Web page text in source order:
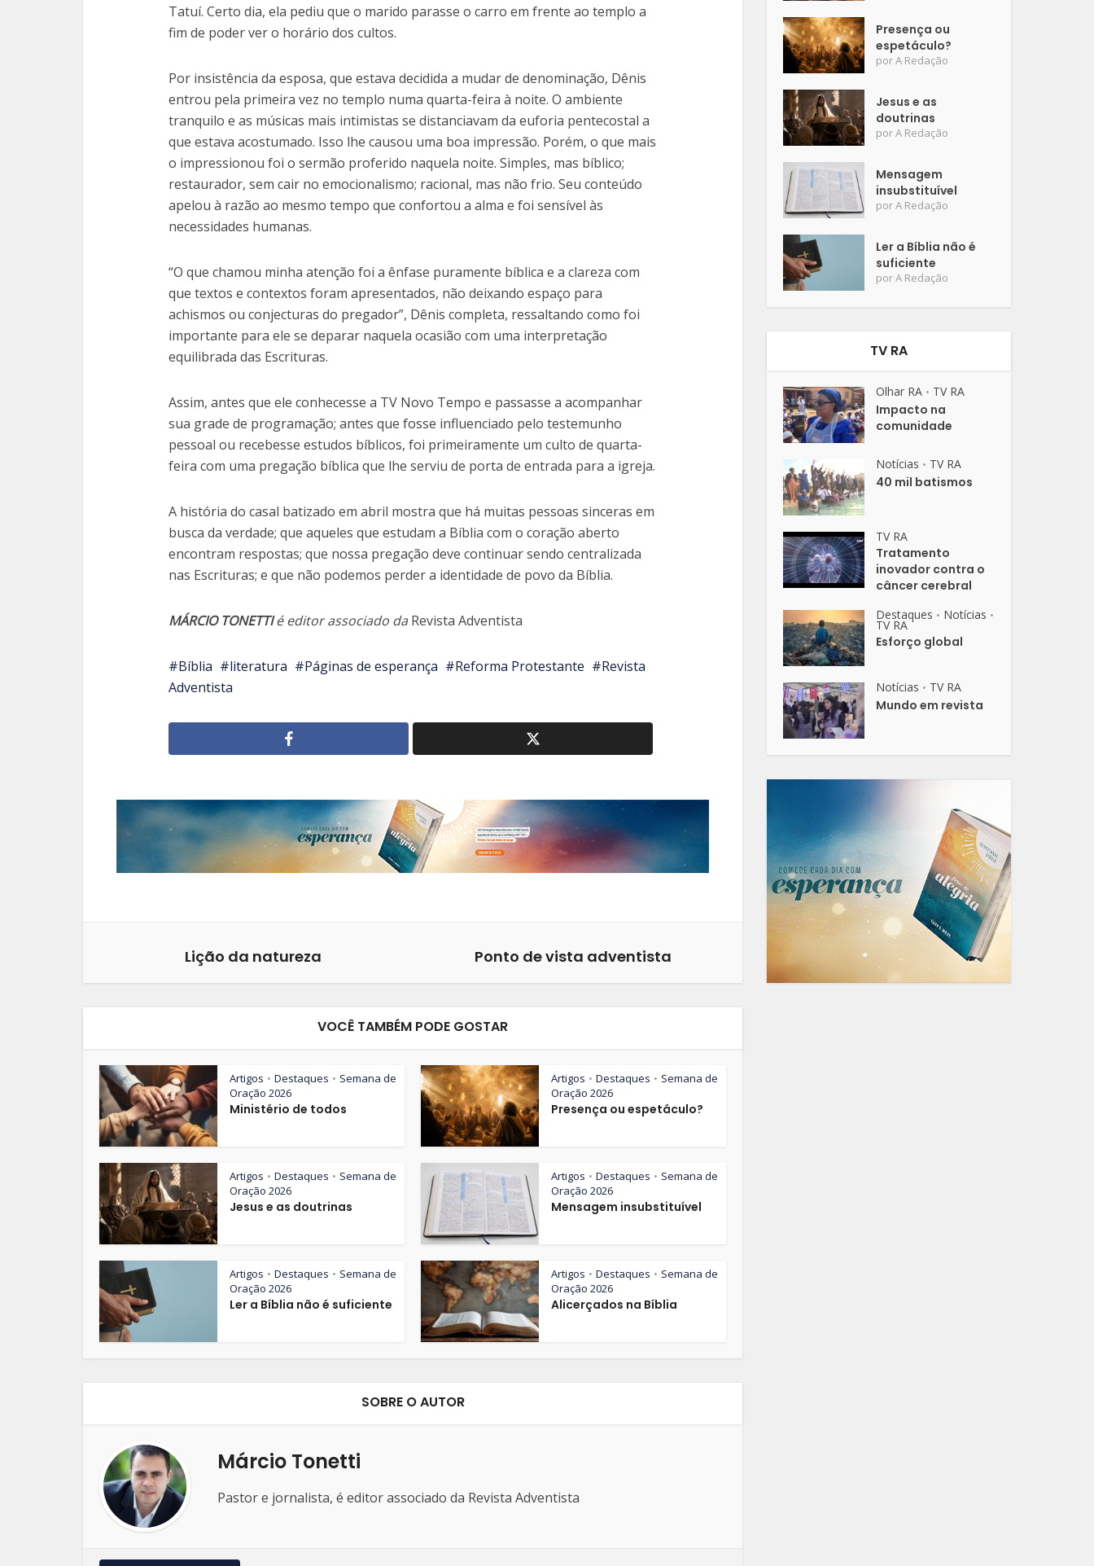
Tatuí. Certo dia, ela pediu que o marido parasse o carro em frente ao templo a
fim de poder ver o horário dos cultos.
Por insistência da esposa, que estava decidida a mudar de denominação, Dênis
entrou pela primeira vez no templo numa quarta-feira à noite. O ambiente
tranquilo e as músicas mais intimistas se distanciavam da euforia pentecostal a
que estava acostumado. Isso lhe causou uma boa impressão. Porém, o que mais
o impressionou foi o sermão proferido naquela noite. Simples, mas bíblico;
restaurador, sem cair no emocionalismo; racional, mas não frio. Seu conteúdo
apelou à razão ao mesmo tempo que confortou a alma e foi sensível às
necessidades humanas.
“O que chamou minha atenção foi a ênfase puramente bíblica e a clareza com
que textos e contextos foram apresentados, não deixando espaço para
achismos ou conjecturas do pregador”, Dênis completa, ressaltando como foi
importante para ele se deparar naquela ocasião com uma interpretação
equilibrada das Escrituras.
Assim, antes que ele conhecesse a TV Novo Tempo e passasse a acompanhar
sua grade de programação; antes que fosse influenciado pelo testemunho
pessoal ou recebesse estudos bíblicos, foi primeiramente um culto de quarta-
feira com uma pregação bíblica que lhe serviu de porta de entrada para a igreja.
A história do casal batizado em abril mostra que há muitas pessoas sinceras em
busca da verdade; que aqueles que estudam a Bíblia com o coração aberto
encontram respostas; que nossa pregação deve continuar sendo centralizada
nas Escrituras; e que não podemos perder a identidade de povo da Bíblia.
MÁRCIO TONETTIé editor associado da Revista Adventista
Bíblia literatura Páginas de esperança Reforma Protestante
Revista
Adventista
Lição da natureza Ponto de vista adventista
VOCÊ TAMBÉM PODE GOSTAR
Artigos • Destaques • Semana de
Oração 2026
Ministério de todos
Artigos • Destaques • Semana de
Oração 2026
Presença ou espetáculo?
Artigos • Destaques • Semana de
Oração 2026
Jesus e as doutrinas
Artigos • Destaques • Semana de
Oração 2026
Mensagem insubstituível
Artigos • Destaques • Semana de
Oração 2026
Ler a Bíblia não é suficiente
Artigos • Destaques • Semana de
Oração 2026
Alicerçados na Bíblia
SOBRE O AUTOR
Márcio Tonetti
Pastor e jornalista, é editor associado da Revista Adventista
Presença ou
espetáculo?
porA Redação
Jesus e as
doutrinas
porA Redação
Mensagem
insubstituível
porA Redação
Ler a Bíblia não é
suficiente
porA Redação
TV RA
Olhar RA • TV RA
Impacto na
comunidade
Notícias • TV RA
40 mil batismos
TV RA
Tratamento
inovador contra o
câncer cerebral
Destaques • Notícias •
TV RA
Esforço global
Notícias • TV RA
Mundo em revista